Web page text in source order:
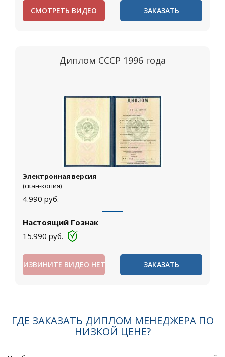
СМОТРЕТЬ ВИДЕО ЗАКАЗАТЬ
Диплом СССР 1996 года
Электронная версия
(скан-копия)
4.990 руб.
Настоящий Гознак
15.990 руб.
ИЗВИНИТЕ ВИДЕО НЕТ ЗАКАЗАТЬ
ГДЕ ЗАКАЗАТЬ ДИПЛОМ МЕНЕДЖЕРА ПО
НИЗКОЙ ЦЕНЕ?